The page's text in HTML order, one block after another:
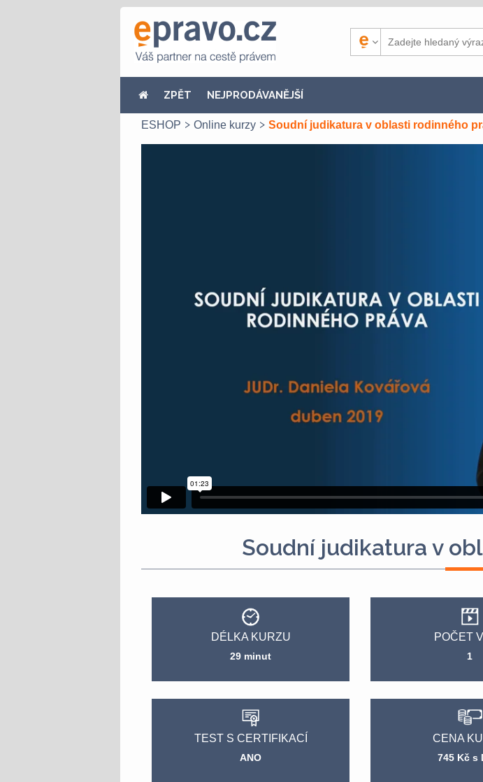
ZPĚT NEJPRODÁVANĚJŠÍ
ESHOP Online kurzy Soudní judikatura v oblasti rodinného
Soudní judikatura v
DÉLKA KURZU
29 minut
POČET
1
TEST S CERTIFIKACÍ
ANO
CENA
745 Kč s